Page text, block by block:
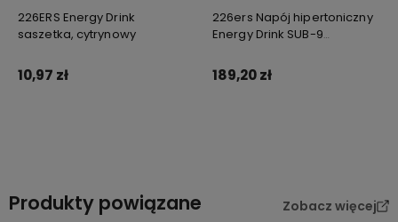
226ERS Energy Drink
saszetka, cytrynowy
10,97 zł
226ers Napój hipertoniczny
Energy Drink SUB-9
189,20 zł
Produkty powiązane Zobacz więcej